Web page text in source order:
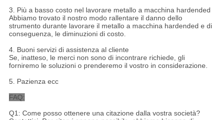
3. Più a basso costo nel lavorare metallo a macchina hardended
Abbiamo trovato il nostro modo rallentare il danno dello
strumento durante lavorare il metallo a macchina hardended e di
conseguenza, le diminuzioni di costo.
4. Buoni servizi di assistenza al cliente
Se, inatteso, le merci non sono di incontrare richiede, gli
forniremo le soluzioni o prenderemo il vostro in considerazione.
5. Pazienza ecc
FAQ:
Q1: Come posso ottenere una citazione dalla vostra società?